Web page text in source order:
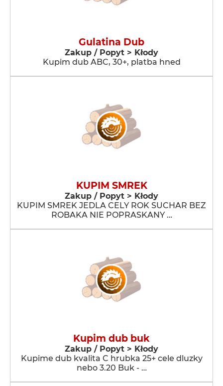
Gulatina Dub
Zakup / Popyt > Kłody
Kupim dub ABC, 30+, platba hned
KUPIM SMREK
Zakup / Popyt > Kłody
KUPIM SMREK JEDLA CELY ROK SUCHAR BEZ
ROBAKA NIE POPRASKANY …
Kupim dub buk
Zakup / Popyt > Kłody
Kupime dub kvalita C hrubka 25+ cele dluzky
nebo 3.20 Buk - …